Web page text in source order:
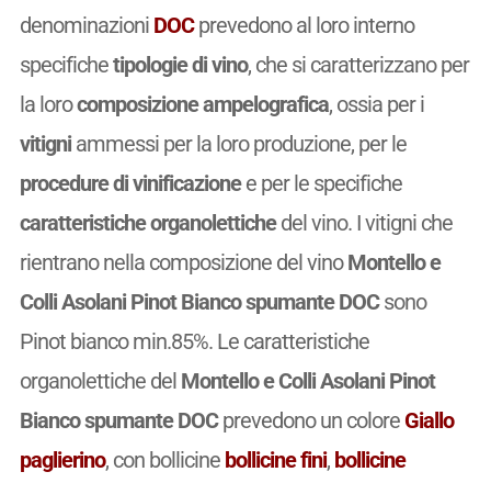
denominazioni DOCprevedono al loro interno
specifichetipologie di vino, che si caratterizzano per
la lorocomposizione ampelografica, ossia per i
vitigniammessi per la loro produzione, per le
procedure di vinificazionee per le specifiche
caratteristiche organolettichedel vino. I vitigni che
rientrano nella composizione del vinoMontello e
Colli Asolani Pinot Bianco spumante DOCsono
Pinot bianco min.85%. Le caratteristiche
organolettiche delMontello e Colli Asolani Pinot
Bianco spumante DOCprevedono un colore Giallo
paglierino, con bollicine bollicine fini, bollicine